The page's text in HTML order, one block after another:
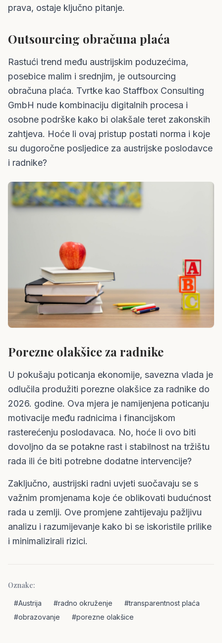
prava, ostaje ključno pitanje.
Outsourcing obračuna plaća
Rastući trend među austrijskim poduzećima,
posebice malim i srednjim, je outsourcing
obračuna plaća. Tvrtke kao Staffbox Consulting
GmbH nude kombinaciju digitalnih procesa i
osobne podrške kako bi olakšale teret zakonskih
zahtjeva. Hoće li ovaj pristup postati norma i koje
su dugoročne posljedice za austrijske poslodavce
i radnike?
Porezne olakšice za radnike
U pokušaju poticanja ekonomije, savezna vlada je
odlučila produžiti porezne olakšice za radnike do
2026. godine. Ova mjera je namijenjena poticanju
motivacije među radnicima i financijskom
rasterećenju poslodavaca. No, hoće li ovo biti
dovoljno da se potakne rast i stabilnost na tržištu
rada ili će biti potrebne dodatne intervencije?
Zaključno, austrijski radni uvjeti suočavaju se s
važnim promjenama koje će oblikovati budućnost
rada u zemlji. Ove promjene zahtijevaju pažljivu
analizu i razumijevanje kako bi se iskoristile prilike
i minimalizirali rizici.
Oznake:
#Austrija #radno okruženje #transparentnost plaća
#obrazovanje #porezne olakšice